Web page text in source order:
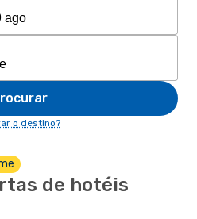
o destino?
de hotéis